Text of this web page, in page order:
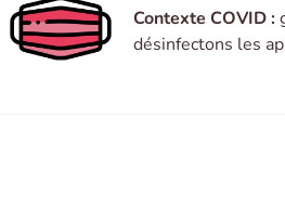
Contexte COVID :
désinfectons les